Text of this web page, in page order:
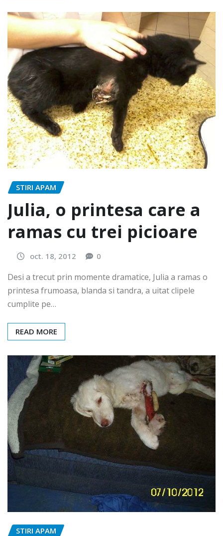
STIRI APAM
Julia, o printesa care a
ramas cu trei picioare
oct. 18, 2012 0
Desi a trecut prin momente dramatice, Julia a ramas o
printesa frumoasa, blanda si tandra, a uitat clipele
cumplite pe…
READ MORE
STIRI APAM